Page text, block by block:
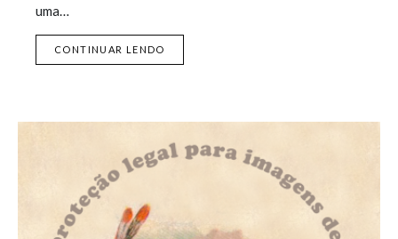
uma…
CONTINUAR LENDO